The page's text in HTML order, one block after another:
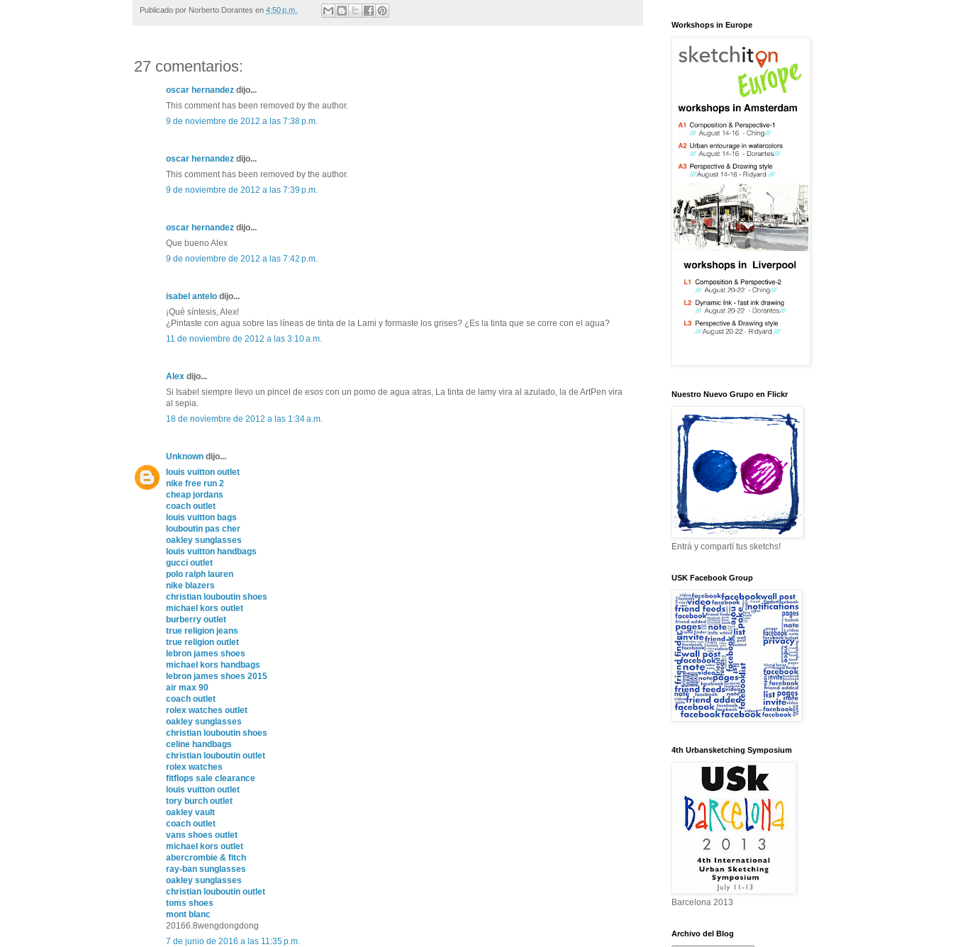
Publicado por Norberto Dorantes en 4:50 p.m.
27 comentarios:
oscar hernandez dijo...
This comment has been removed by the author.
9 de noviembre de 2012 a las 7:38 p.m.
oscar hernandez dijo...
This comment has been removed by the author.
9 de noviembre de 2012 a las 7:39 p.m.
oscar hernandez dijo...
Que bueno Alex
9 de noviembre de 2012 a las 7:42 p.m.
isabel antelo dijo...
¡Qué síntesis, Alex!
¿Pintaste con agua sobre las líneas de tinta de la Lami y formaste los grises? ¿Es la tinta que se corre con el agua?
11 de noviembre de 2012 a las 3:10 a.m.
Alex dijo...
Si Isabel siempre llevo un pincel de esos con un pomo de agua atras, La tinta de lamy vira al azulado, la de ArtPen vira
al sepia.
18 de noviembre de 2012 a las 1:34 a.m.
Unknown dijo...
louis vuitton outlet
nike free run 2
cheap jordans
coach outlet
louis vuitton bags
louboutin pas cher
oakley sunglasses
louis vuitton handbags
gucci outlet
polo ralph lauren
nike blazers
christian louboutin shoes
michael kors outlet
burberry outlet
true religion jeans
true religion outlet
lebron james shoes
michael kors handbags
lebron james shoes 2015
air max 90
coach outlet
rolex watches outlet
oakley sunglasses
christian louboutin shoes
celine handbags
christian louboutin outlet
rolex watches
fitflops sale clearance
louis vuitton outlet
tory burch outlet
oakley vault
coach outlet
vans shoes outlet
michael kors outlet
abercrombie & fitch
ray-ban sunglasses
oakley sunglasses
christian louboutin outlet
toms shoes
mont blanc
20166.8wengdongdong
7 de junio de 2016 a las 11:35 p.m.
Workshops in Europe
Nuestro Nuevo Grupo en Flickr
Entrá y compartí tus sketchs!
USK Facebook Group
4th Urbansketching Symposium
Barcelona 2013
Archivo del Blog